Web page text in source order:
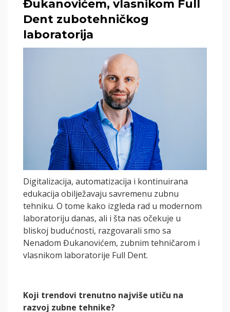
Đukanovićem, vlasnikom Full
Dent zubotehničkog
laboratorija
Digitalizacija, automatizacija i kontinuirana
edukacija obilježavaju savremenu zubnu
tehniku. O tome kako izgleda rad u modernom
laboratoriju danas, ali i šta nas očekuje u
bliskoj budućnosti, razgovarali smo sa
Nenadom Đukanovićem, zubnim tehničarom i
vlasnikom laboratorije Full Dent.
Koji trendovi trenutno najviše utiču na
razvoj zubne tehnike?